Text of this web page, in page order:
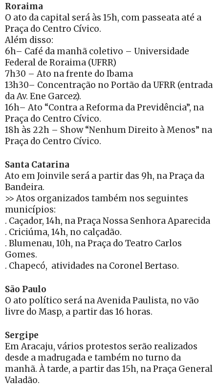
Roraima
O ato da capital será às 15h, com passeata até a
Praça do Centro Cívico.
Além disso:
6h– Café da manhã coletivo – Universidade
Federal de Roraima (UFRR)
7h30 – Ato na frente do Ibama
13h30– Concentração no Portão da UFRR (entrada
da Av. Ene Garcez).
16h– Ato “Contra a Reforma da Previdência”, na
Praça do Centro Cívico.
18h às 22h – Show “Nenhum Direito à Menos” na
Praça do Centro Cívico.
Santa Catarina
Ato em Joinvile será a partir das 9h, na Praça da
Bandeira.
>> Atos organizados também nos seguintes
municípios:
. Caçador, 14h, na Praça Nossa Senhora Aparecida
. Criciúma, 14h, no calçadão.
. Blumenau, 10h, na Praça do Teatro Carlos
Gomes.
. Chapecó, atividades na Coronel Bertaso.
São Paulo
O ato político será na Avenida Paulista, no vão
livre do Masp, a partir das 16 horas.
Sergipe
Em Aracaju, vários protestos serão realizados
desde a madrugada e também no turno da
manhã. À tarde, a partir das 15h, na Praça General
Valadão.